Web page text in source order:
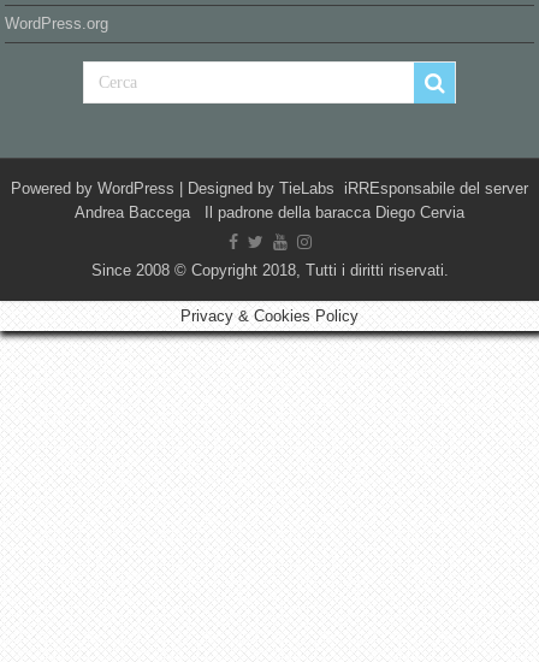
WordPress.org
Powered by WordPress | Designed by TieLabs iRREsponsabile del server
Andrea Baccega Il padrone della baracca Diego Cervia
Since 2008 © Copyright 2018, Tutti i diritti riservati.
Privacy & Cookies Policy